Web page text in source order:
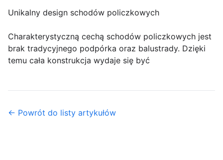
Unikalny design schodów policzkowych
Charakterystyczną cechą schodów policzkowych jest
brak tradycyjnego podpórka oraz balustrady. Dzięki
temu cała konstrukcja wydaje się być
← Powrót do listy artykułów